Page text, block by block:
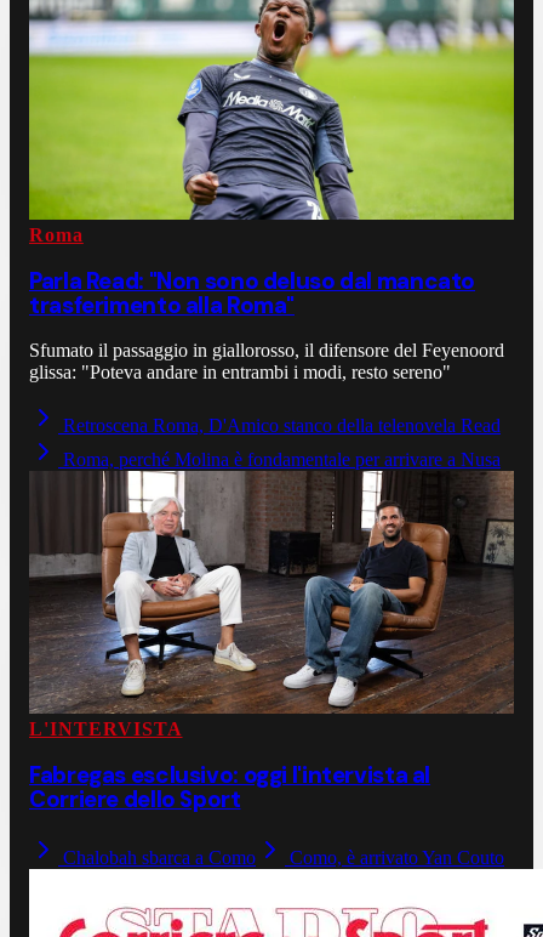
Roma
Parla Read: "Non sono deluso dal mancato
trasferimento alla Roma"
Sfumato il passaggio in giallorosso, il difensore del Feyenoord
glissa: "Poteva andare in entrambi i modi, resto sereno"
Retroscena Roma, D'Amico stanco della telenovela Read
Roma, perché Molina è fondamentale per arrivare a Nusa
L'INTERVISTA
Fabregas esclusivo: oggi l'intervista al
Corriere dello Sport
Chalobah sbarca a Como Como, è arrivato Yan Couto